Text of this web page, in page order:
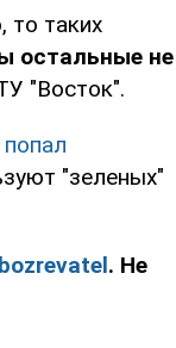
то таких
остальные не
"Восток".
"зеленых"
. Не